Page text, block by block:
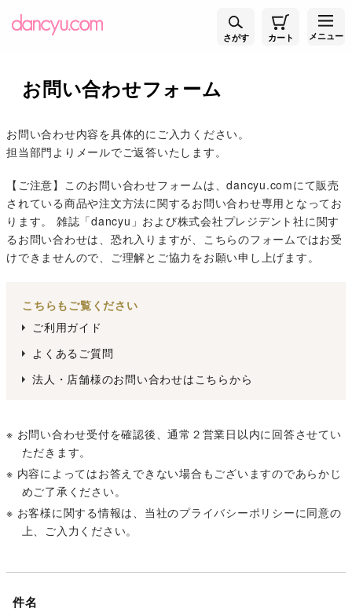
さがす カート メニュー
お問い合わせフォーム
お問い合わせ内容を具体的にご入力ください。
担当部門よりメールでご返答いたします。
【ご注意】このお問い合わせフォームは、dancyu.comにて販売
されている商品や注文方法に関するお問い合わせ専用となってお
ります。 雑誌「dancyu」および株式会社プレジデント社に関す
るお問い合わせは、恐れ入りますが、こちらのフォームではお受
けできませんので、ご理解とご協力をお願い申し上げます。
こちらもご覧ください
ご利用ガイド
よくあるご質問
法人・店舗様のお問い合わせはこちらから
※ お問い合わせ受付を確認後、通常２営業日以内に回答させてい
ただきます。
※ 内容によってはお答えできない場合もございますのであらかじ
めご了承ください。
※ お客様に関する情報は、当社のプライバシーポリシーに同意の
上、ご入力ください。
件名